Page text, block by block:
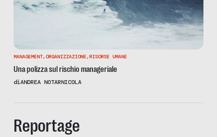
MANAGEMENT,ORGANIZZAZIONE,RISORSE UMANE
Una polizza sul rischio manageriale
diANDREA NOTARNICOLA
Reportage